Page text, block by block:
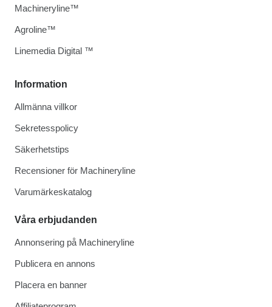
Information
Allmänna villkor
Sekretesspolicy
Säkerhetstips
Recensioner för Machineryline
Varumärkeskatalog
Våra erbjudanden
Annonsering på Machineryline
Publicera en annons
Placera en banner
Machineryline™
Agroline™
Linemedia Digital ™